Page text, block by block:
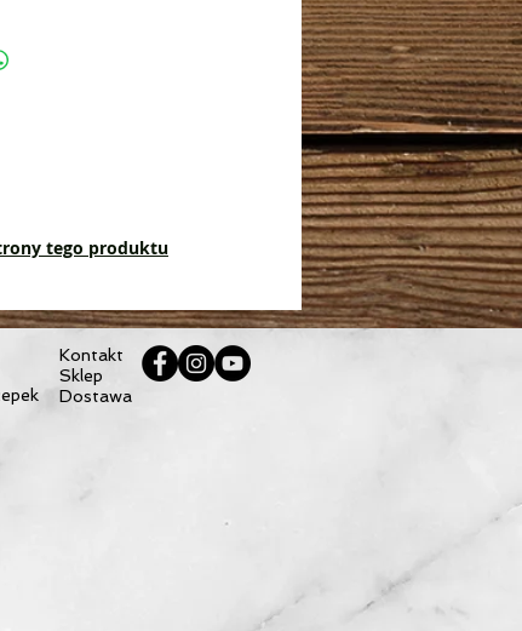
tego produktu
Kontakt
Sklep
Dostawa